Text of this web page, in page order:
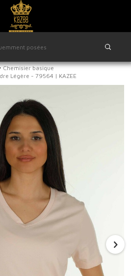
Chemisier basique
Légère - 79564 | KAZEE